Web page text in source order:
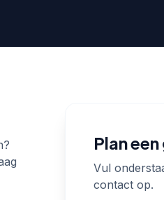
Plan
Vul
contact op.